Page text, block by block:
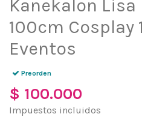
Kanekalon Lisa
100cm Cosplay
Eventos
Preorden
$ 100.000
Impuestos incluidos